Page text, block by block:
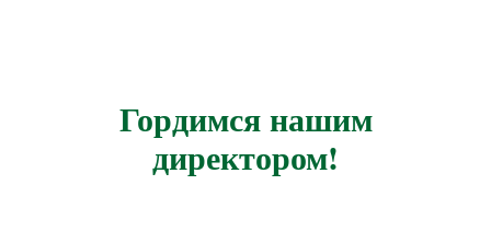
Гордимся нашим
директором!